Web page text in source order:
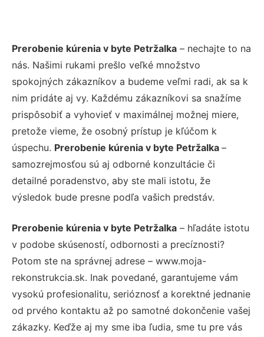
Prerobenie kúrenia v byte Petržalka – nechajte to na
nás. Našimi rukami prešlo veľké množstvo
spokojných zákazníkov a budeme veľmi radi, ak sa k
nim pridáte aj vy. Každému zákazníkovi sa snažíme
prispôsobiť a vyhovieť v maximálnej možnej miere,
pretože vieme, že osobný prístup je kľúčom k
úspechu. Prerobenie kúrenia v byte Petržalka –
samozrejmosťou sú aj odborné konzultácie či
detailné poradenstvo, aby ste mali istotu, že
výsledok bude presne podľa vašich predstáv.
Prerobenie kúrenia v byte Petržalka – hľadáte istotu
v podobe skúseností, odbornosti a precíznosti?
Potom ste na správnej adrese – www.moja-
rekonstrukcia.sk. Inak povedané, garantujeme vám
vysokú profesionalitu, serióznosť a korektné jednanie
od prvého kontaktu až po samotné dokončenie vašej
zákazky. Keďže aj my sme iba ľudia, sme tu pre vás